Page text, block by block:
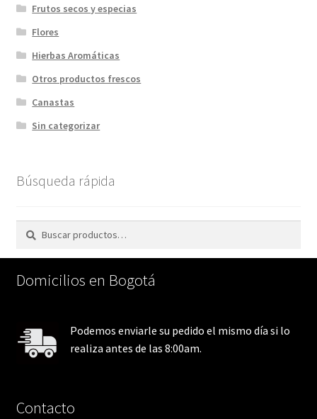
Frutos secos y especias
Flores
Hierbas Aromáticas
Otros productos frescos
Canastas
Sin categorizar
Búsqueda rápida
Buscar
Buscar
Domicilios en Bogotá
Podemos enviarle su pedido el mismo día si lo
realiza antes de las 8:00am.
Contacto